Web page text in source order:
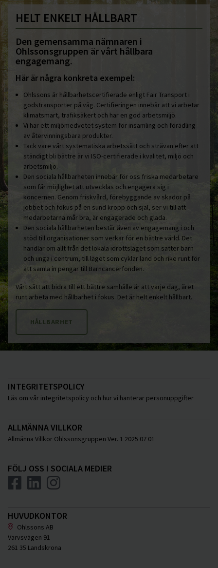
HELT ENKELT HÅLLBART
Den gemensamma nämnaren i
Ohlssonsgruppen är vårt hållbara
engagemang.
Här är några konkreta exempel:
Ohlssons är hållbarhetscertifierade enligt Fair Transport i
godstransporter på väg. Certifieringen innebär att vi arbetar
klimatsmart, trafiksäkert och har en god arbetsmiljö.
Vi har ett miljömedvetet system för insamling och förädling
av återvinningsbara produkter.
Tack vare vårt systematiska arbetssätt och strävan efter att
ständigt bli bättre är vi ISO-certifierade i kvalitet, miljö och
arbetsmiljö.
Den sociala hållbarheten innebär för oss friska medarbetare
som får möjlighet att utvecklas och engagera sig i
koncernen. Genom friskvård, förebyggande av skador på
jobbet och fokus på en sund kropp och själ, ser vi till att
medarbetarna mår bra, är engagerade och glada.
Den sociala hållbarheten består även av engagemang i och
stöd till organisationer som verkar för en bättre värld. Det
handlar om allt från det lokala idrottslaget som sätter barn
och unga i centrum, till laget som cyklar land och rike runt för
att samla in pengar till Barncancerfonden.
Vårt sätt att bidra till ett bättre samhälle är att varje dag, året
runt arbeta med hållbarhet i fokus. Det är helt enkelt hållbart.
HÅLLBARHET
INTEGRITETSPOLICY
Läs om vår integritetspolicy och hur vi hanterar personuppgifter
ALLMÄNNA VILLKOR
Allmänna Villkor Ohlssonsgruppen Ver. 1 2025 07 01
FÖLJ OSS I SOCIALA MEDIER
HUVUDKONTOR
Ohlssons AB
Varvsvägen 91
261 35 Landskrona